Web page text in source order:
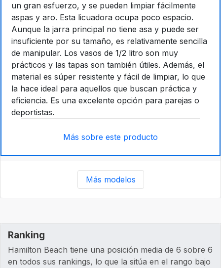
un gran esfuerzo, y se pueden limpiar fácilmente
aspas y aro. Esta licuadora ocupa poco espacio.
Aunque la jarra principal no tiene asa y puede ser
insuficiente por su tamaño, es relativamente sencilla
de manipular. Los vasos de 1/2 litro son muy
prácticos y las tapas son también útiles. Además, el
material es súper resistente y fácil de limpiar, lo que
la hace ideal para aquellos que buscan práctica y
eficiencia. Es una excelente opción para parejas o
deportistas.
Más sobre este producto
Más modelos
Ranking
Hamilton Beach tiene una posición media de 6 sobre 6
en todos sus rankings, lo que la sitúa en el rango bajo